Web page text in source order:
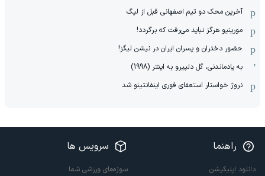
آخرین محک دو تیم اصفهانی قبل از لیگ
مورینیو هرگز نباید می‌رفت که برگردد!
حضور دختران و پسران ایران در نیشن لیگز!
به یادماندنی، گل دلپیرو به اینتر (1998)
نروژ خواستار استعفای فوری اینفانتینو شد
راهنما
دانلود اپلیکیشن
سرویس ها
سوژه‌های ورزشی شما